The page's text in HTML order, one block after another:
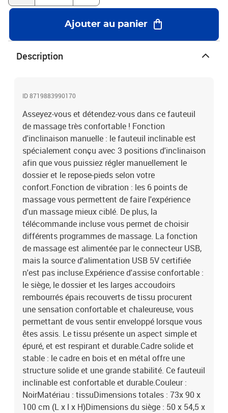
simple et épuré, et est respirant et durable.Cadre solide et stable :
le cadre en bois et en métal offre une structure solide et une
grande stabilité. Ce fauteuil inclinable est confortable et
durable.Couleur : NoirMatériau : tissuDimensions totales : 73x 90
x 100 cm (L x l x H)Dimensions du siège : 50 x 54,5 x 45 cm (L x l x
H)Hauteur de l'accoudoir au siège : 16 cmHauteur des accoudoirs
charge max. : 110 kg
Ajouter au panier
Description
ID 8719883990170
Asseyez-vous et détendez-vous dans ce fauteuil
de massage très confortable ! Fonction
d'inclinaison manuelle : le fauteuil inclinable est
spécialement conçu avec 3 positions d'inclinaison
afin que vous puissiez régler manuellement le
dossier et le repose-pieds selon votre
confort.Fonction de vibration : les 6 points de
massage vous permettent de faire l'expérience
d'un massage mieux ciblé. De plus, la
télécommande incluse vous permet de choisir
différents programmes de massage. La fonction
de massage est alimentée par le connecteur USB,
mais la source d'alimentation USB 5V certifiée
n'est pas incluse.Expérience d'assise confortable :
le siège, le dossier et les larges accoudoirs
rembourrés épais recouverts de tissu procurent
une sensation confortable et chaleureuse, vous
permettant de vous sentir enveloppé lorsque vous
êtes assis. Le tissu présente un aspect simple et
épuré, et est respirant et durable.Cadre solide et
stable : le cadre en bois et en métal offre une
structure solide et une grande stabilité. Ce fauteuil
inclinable est confortable et durable.Couleur :
NoirMatériau : tissuDimensions totales : 73x 90 x
100 cm (L x l x H)Dimensions du siège : 50 x 54,5 x